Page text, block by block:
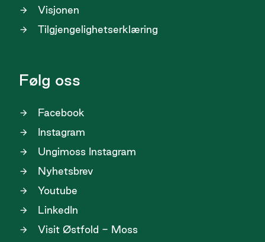
Visjonen
Tilgjengelighetserklæring
Følg oss
Facebook
Instagram
Ungimoss Instagram
Nyhetsbrev
Youtube
LinkedIn
Visit Østfold - Moss